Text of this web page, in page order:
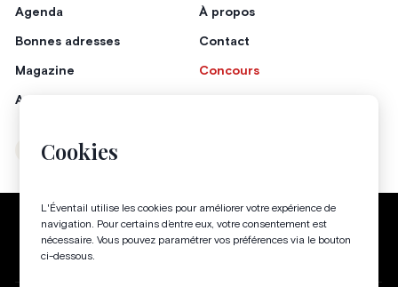
Cookies
L'Éventail utilise les cookies pour améliorer votre expérience de
navigation. Pour certains d’entre eux, votre consentement est
nécessaire. Vous pouvez paramétrer vos préférences via le bouton
ci-dessous.
Agenda
Bonnes adresses
Magazine
Annonceurs
À propos
Contact
Concours
Instagram
Politique de confidentialité Conditions générales
Gestion des cookies